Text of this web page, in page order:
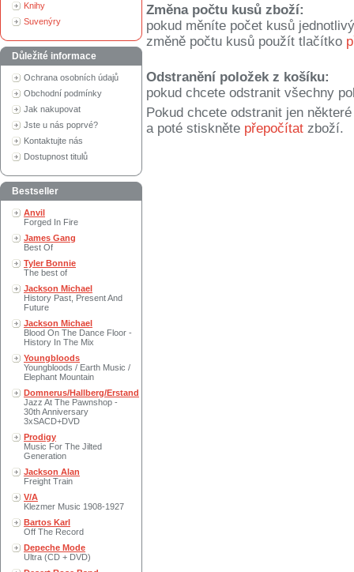
Knihy
Suvenýry
Důležité informace
Ochrana osobních údajů
Obchodní podmínky
Jak nakupovat
Jste u nás poprvé?
Kontaktujte nás
Dostupnost titulů
Bestseller
Anvil
Forged In Fire
James Gang
Best Of
Tyler Bonnie
The best of
Jackson Michael
History Past, Present And
Future
Jackson Michael
Blood On The Dance Floor -
History In The Mix
Youngbloods
Youngbloods / Earth Music /
Elephant Mountain
Domnerus/Hallberg/Erstand
Jazz At The Pawnshop -
30th Anniversary
3xSACD+DVD
Prodigy
Music For The Jilted
Generation
Jackson Alan
Freight Train
V/A
Klezmer Music 1908-1927
Bartos Karl
Off The Record
Depeche Mode
Ultra (CD + DVD)
Změna počtu kusů zboží:
pokud měníte počet kusů
změně počtu kusů použít tlačítko
Odstranění položek z košíku:
pokud chcete odstranit všechny
Pokud chcete odstranit jen
a poté stiskněte přepočítat zboží.